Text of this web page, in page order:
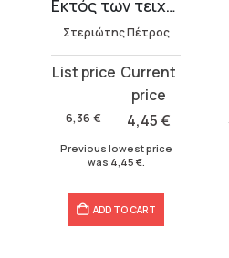
Εκτός των τειχών
Στεριώτης Πέτρος
6,36 €
Original
was:
4,45€
Current
is:
Previous lowest price
was 4,45 €.
ADD TO CART